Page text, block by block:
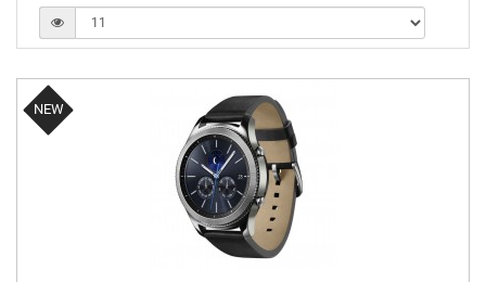
NEW